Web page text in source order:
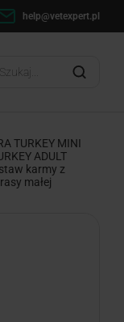
help@vetexpert.pl
TURKEY MINI
ADULT
karmy z
małej